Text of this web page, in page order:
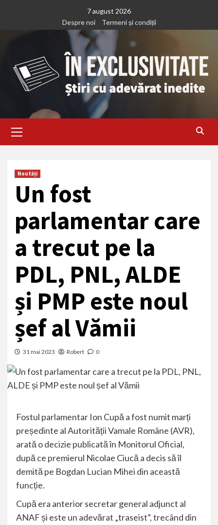
7 august 2026
Despre noi
Termeni și condiții
Menu
Noutăți
Un fost
parlamentar care
a trecut pe la
PDL, PNL, ALDE
și PMP este noul
șef al Vămii
31 mai 2023 Robert 0
Fostul parlamentar Ion Cupă a fost numit marți
președinte al Autorității Vamale Române (AVR),
arată o decizie publicată în Monitorul Oficial,
după ce premierul Nicolae Ciucă a decis să îl
demită pe Bogdan Lucian Mihei din această
funcție.
Cupă era anterior secretar general adjunct al
ANAF și este un adevărat „traseist”, trecând din